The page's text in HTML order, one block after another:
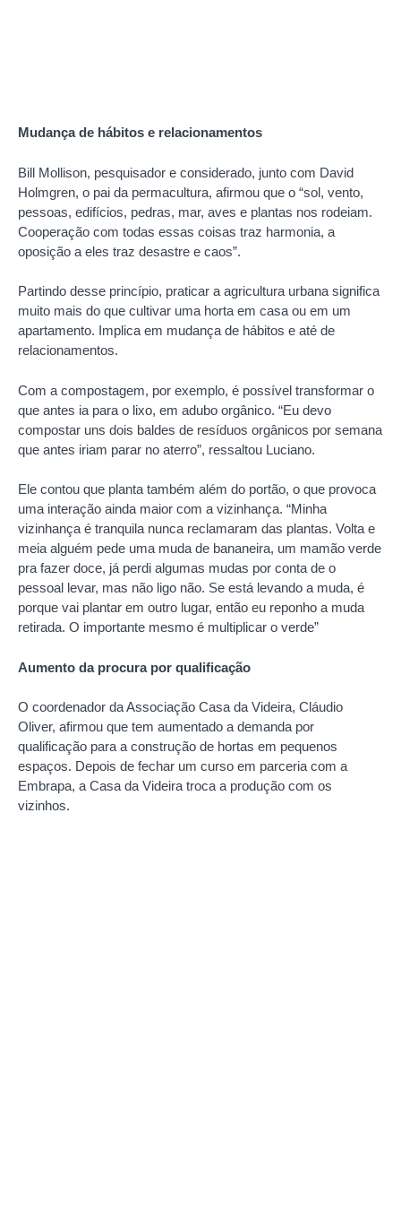
Mudança de hábitos e relacionamentos
Bill Mollison, pesquisador e considerado, junto com David
Holmgren, o pai da permacultura, afirmou que o “sol, vento,
pessoas, edifícios, pedras, mar, aves e plantas nos rodeiam.
Cooperação com todas essas coisas traz harmonia, a
oposição a eles traz desastre e caos”.
Partindo desse princípio, praticar a agricultura urbana significa
muito mais do que cultivar uma horta em casa ou em um
apartamento. Implica em mudança de hábitos e até de
relacionamentos.
Com a compostagem, por exemplo, é possível transformar o
que antes ia para o lixo, em adubo orgânico. “Eu devo
compostar uns dois baldes de resíduos orgânicos por semana
que antes iriam parar no aterro”, ressaltou Luciano.
Ele contou que planta também além do portão, o que provoca
uma interação ainda maior com a vizinhança. “Minha
vizinhança é tranquila nunca reclamaram das plantas. Volta e
meia alguém pede uma muda de bananeira, um mamão verde
pra fazer doce, já perdi algumas mudas por conta de o
pessoal levar, mas não ligo não. Se está levando a muda, é
porque vai plantar em outro lugar, então eu reponho a muda
retirada. O importante mesmo é multiplicar o verde”
Aumento da procura por qualificação
O coordenador da Associação Casa da Videira, Cláudio
Oliver, afirmou que tem aumentado a demanda por
qualificação para a construção de hortas em pequenos
espaços. Depois de fechar um curso em parceria com a
Embrapa, a Casa da Videira troca a produção com os
vizinhos.